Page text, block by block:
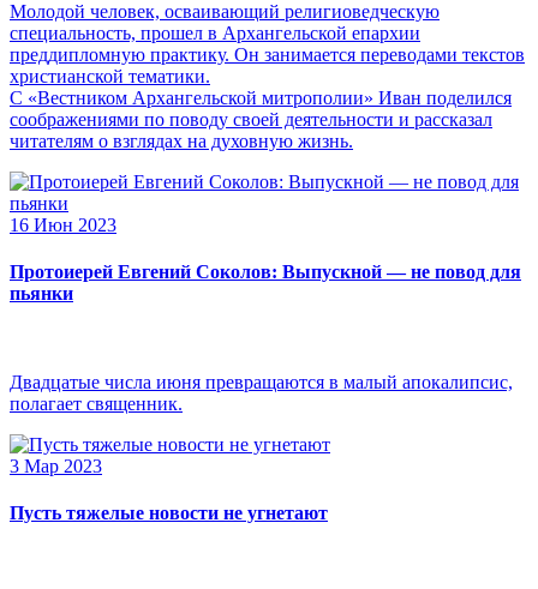
Молодой человек, осваивающий религиоведческую
специальность, прошел в Архангельской епархии
преддипломную практику. Он занимается переводами текстов
христианской тематики.
С «Вестником Архангельской митрополии» Иван поделился
соображениями по поводу своей деятельности и рассказал
читателям о взглядах на духовную жизнь.
16 Июн 2023
Протоиерей Евгений Соколов: Выпускной — не повод для
пьянки
Двадцатые числа июня превращаются в малый апокалипсис,
полагает священник.
3 Мар 2023
Пусть тяжелые новости не угнетают